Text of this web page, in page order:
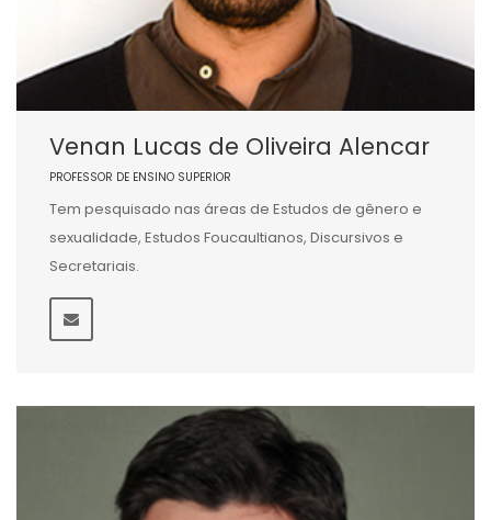
Venan Lucas de Oliveira Alencar
PROFESSOR DE ENSINO SUPERIOR
Tem pesquisado nas áreas de Estudos de gênero e
sexualidade, Estudos Foucaultianos, Discursivos e
Secretariais.